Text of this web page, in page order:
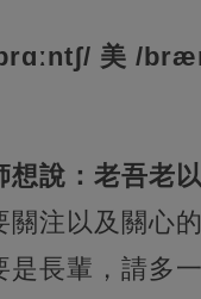
美 /
想說：老吾老
關注以及關心
是長輩，請多